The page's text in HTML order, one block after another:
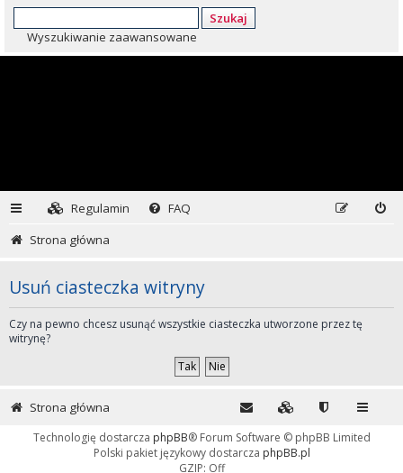
Szukaj
Wyszukiwanie zaawansowane
Regulamin
FAQ
Strona główna
Usuń ciasteczka witryny
Czy na pewno chcesz usunąć wszystkie ciasteczka utworzone przez tę
witrynę?
Strona główna
Technologię dostarcza phpBB® Forum Software © phpBB Limited
Polski pakiet językowy dostarcza phpBB.pl
GZIP: Off